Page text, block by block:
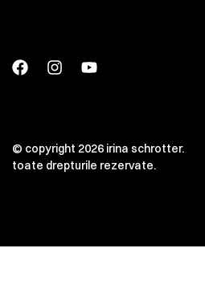
© copyright 2026 irina schrotter.
toate drepturile rezervate.